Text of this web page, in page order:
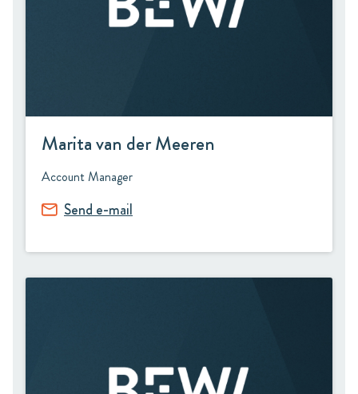
Marita van der Meeren
Account Manager
Send e-mail